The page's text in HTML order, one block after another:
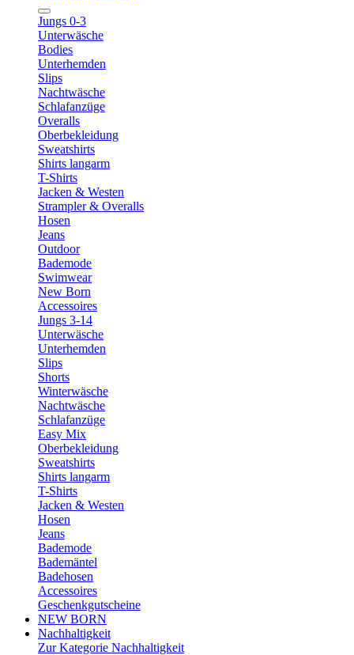
Jungs 0-3
Unterwäsche
Bodies
Unterhemden
Slips
Nachtwäsche
Schlafanzüge
Overalls
Oberbekleidung
Sweatshirts
Shirts langarm
T-Shirts
Jacken & Westen
Strampler & Overalls
Hosen
Jeans
Outdoor
Bademode
Swimwear
New Born
Accessoires
Jungs 3-14
Unterwäsche
Unterhemden
Slips
Shorts
Winterwäsche
Nachtwäsche
Schlafanzüge
Easy Mix
Oberbekleidung
Sweatshirts
Shirts langarm
T-Shirts
Jacken & Westen
Hosen
Jeans
Bademode
Bademäntel
Badehosen
Accessoires
Geschenkgutscheine
NEW BORN
Nachhaltigkeit
Zur Kategorie Nachhaltigkeit